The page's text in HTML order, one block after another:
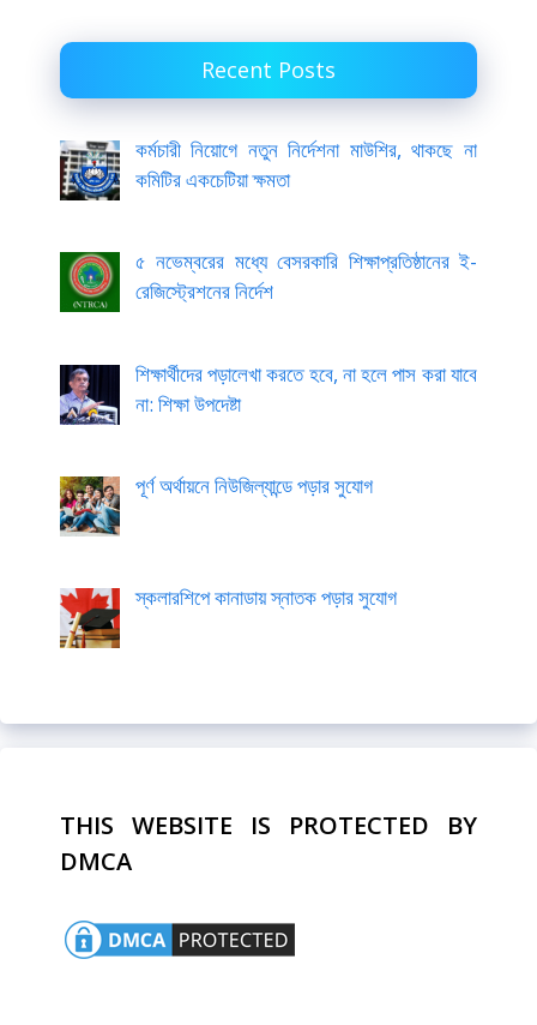
Recent Posts
কর্মচারী নিয়োগে নতুন নির্দেশনা মাউশির, থাকছে না
কমিটির একচেটিয়া ক্ষমতা
৫ নভেম্বরের মধ্যে বেসরকারি শিক্ষাপ্রতিষ্ঠানের ই-
রেজিস্ট্রেশনের নির্দেশ
শিক্ষার্থীদের পড়ালেখা করতে হবে, না হলে পাস করা যাবে
না: শিক্ষা উপদেষ্টা
পূর্ণ অর্থায়নে নিউজিল্যান্ডে পড়ার সুযোগ
স্কলারশিপে কানাডায় স্নাতক পড়ার সুযোগ
THIS WEBSITE IS PROTECTED BY
DMCA